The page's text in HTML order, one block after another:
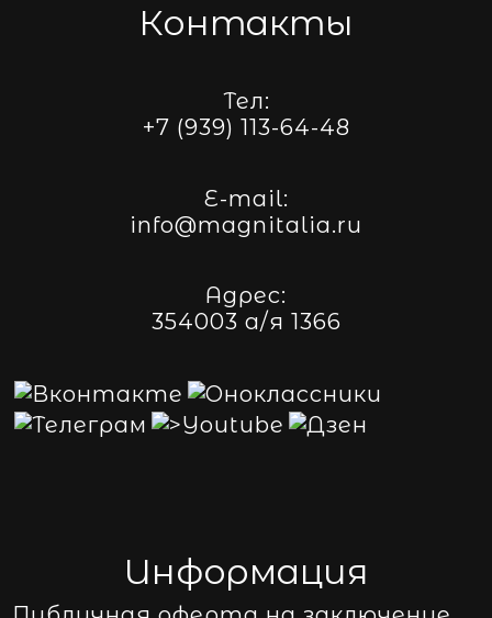
Контакты
Тел:
+7 (939) 113-64-48
E-mail:
info@magnitalia.ru
Адрес:
354003 а/я 1366
Информация